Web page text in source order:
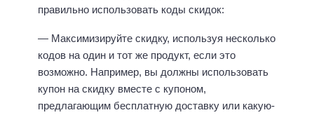
правильно использовать коды скидок:
— Максимизируйте скидку, используя несколько
кодов на один и тот же продукт, если это
возможно. Например, вы должны использовать
купон на скидку вместе с купоном,
предлагающим бесплатную доставку или какую-